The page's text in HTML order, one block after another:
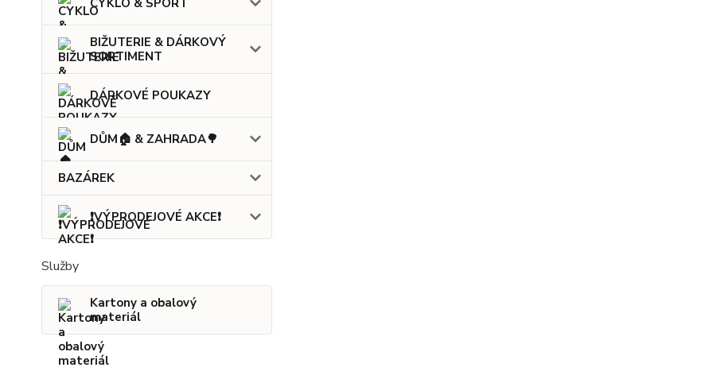
CYKLO & SPORT
BIŽUTERIE & DÁRKOVÝ
SORTIMENT
DÁRKOVÉ POUKAZY
DŮM🏠 & ZAHRADA🌳
BAZÁREK
❗VÝPRODEJOVÉ AKCE❗
Služby
Kartony a obalový
materiál